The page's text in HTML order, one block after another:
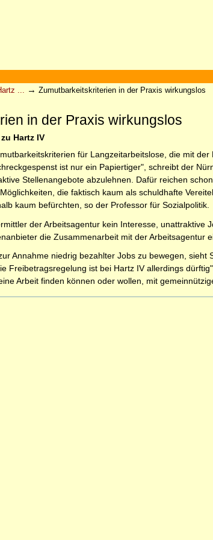
... → Zumutbarkeitskriterien in der Praxis wirkungslos
in der Praxis wirkungslos
Hartz IV
für Langzeitarbeitslose, die mit
ist nur ein Papiertiger", schreibt der
Stellenangebote abzulehnen. Dafür reichen
die faktisch kaum als schuldhafte
kaum befürchten, so der Professor für Sozialpolitik.
der Arbeitsagentur kein Interesse,
die Zusammenarbeit mit der Arbeitsagentur
Annahme niedrig bezahlter Jobs zu bewegen,
Freibetragsregelung ist bei Hartz IV allerdings
Arbeit finden können oder wollen, mit